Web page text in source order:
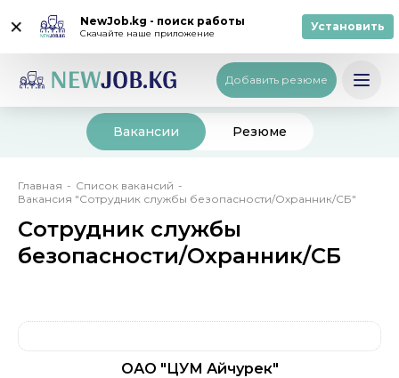
NewJob.kg - поиск работы
Скачайте наше приложение Установить
Добавить резюме
Вход / Регистрация Кыргызча
Вакансии Резюме
Строка
навигации
Главная
Список вакансий
Вакансия "Сотрудник службы безопасности/Охранник/СБ"
Сотрудник службы
безопасности/Охранник/СБ
ОАО "ЦУМ Айчурек"